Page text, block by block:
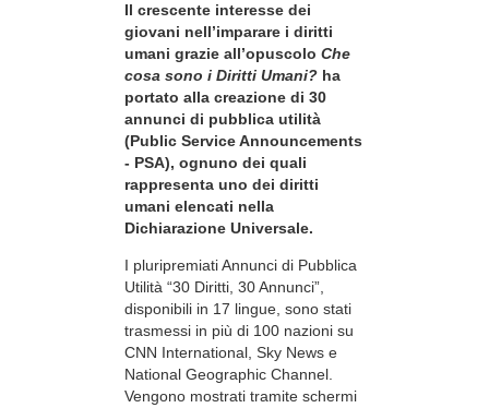
Il crescente interesse dei
giovani nell’imparare i diritti
umani grazie all’opuscolo Che
cosa sono i Diritti Umani? ha
portato alla creazione di 30
annunci di pubblica utilità
(Public Service Announcements
- PSA), ognuno dei quali
rappresenta uno dei diritti
umani elencati nella
Dichiarazione Universale.
I pluripremiati Annunci di Pubblica
Utilità “30 Diritti, 30 Annunci”,
disponibili in 17 lingue, sono stati
trasmessi in più di 100 nazioni su
CNN International, Sky News e
National Geographic Channel.
Vengono mostrati tramite schermi